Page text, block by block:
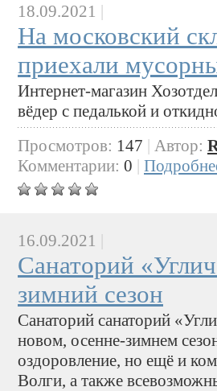
18.09.2021 |
На московский
приехали
Интернет-магазин
вёдер с педалькой и
Просмотров: 147 | Автор:
Комментарии: 0 |
16.09.2021
Санаторий
зимний сезон
Санаторий санаторий
новом, осенне-зимнем
оздоровление, но ещё и
Волги, а также